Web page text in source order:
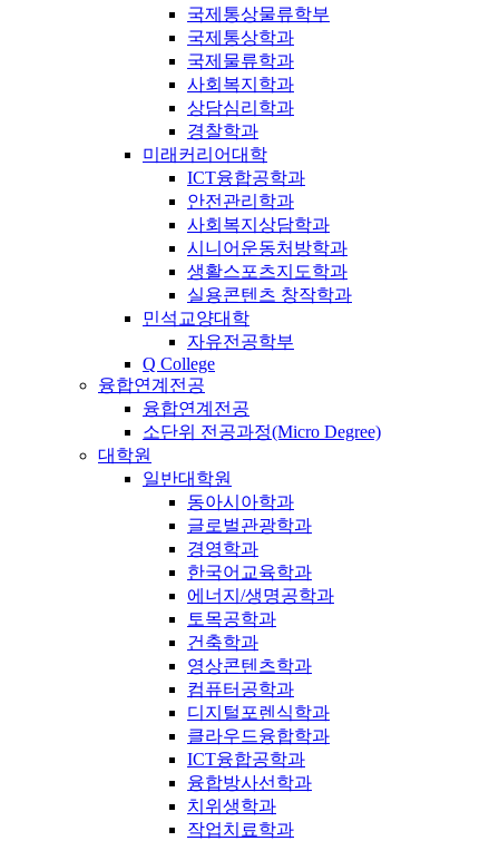
국제통상물류학부
국제통상학과
국제물류학과
사회복지학과
상담심리학과
경찰학과
미래커리어대학
ICT융합공학과
안전관리학과
사회복지상담학과
시니어운동처방학과
생활스포츠지도학과
실용콘텐츠 창작학과
민석교양대학
자유전공학부
Q College
융합연계전공
융합연계전공
소단위 전공과정(Micro Degree)
대학원
일반대학원
동아시아학과
글로벌관광학과
경영학과
한국어교육학과
에너지/생명공학과
토목공학과
건축학과
영상콘텐츠학과
컴퓨터공학과
디지털포렌식학과
클라우드융합학과
ICT융합공학과
융합방사선학과
치위생학과
작업치료학과